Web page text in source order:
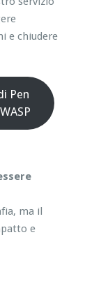
e chiudere
Pen
ma il
e